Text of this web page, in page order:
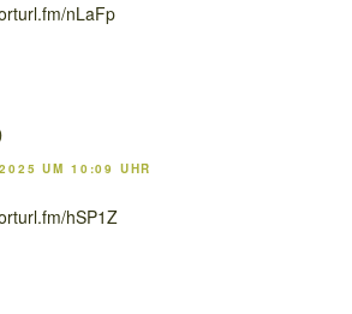
nLaFp
UM 10:09 UHR
hSP1Z